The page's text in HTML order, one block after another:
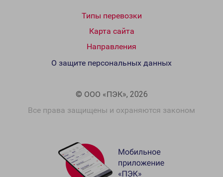
Типы перевозки
Карта сайта
Направления
© ООО «ПЭК», 2026
Все права защищены и охраняются законом
О защите персональных данных